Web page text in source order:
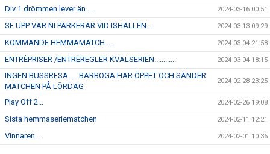
Div 1 drömmen lever än..... 2024-03-16 00:51
SE UPP VAR NI PARKERAR VID ISHALLEN.... 2024-03-13 09:29
KOMMANDE HEMMAMATCH..... 2024-03-04 21:58
ENTRÈPRISER /ENTRÈREGLER KVALSERIEN............ 2024-03-04 18:15
INGEN BUSSRESA..... BARBOGA HAR ÖPPET OCH SÄNDER
MATCHEN PÅ LÖRDAG
2024-02-28 23:25
Play Off 2... 2024-02-26 19:08
Sista hemmaseriematchen 2024-02-11 12:21
Vinnaren.... 2024-02-01 10:36